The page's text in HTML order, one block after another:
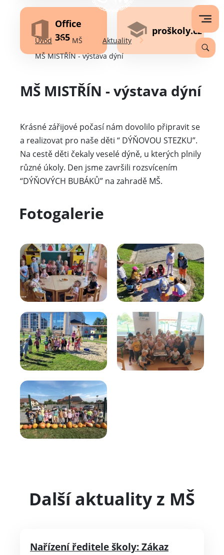
Office
365
proškoly.cz
Úvod MŠ
Aktuality
MŠ MISTŘÍN - výstava dýní
MŠ MISTŘÍN - výstava dýní
Krásné zářijové počasí nám dovolilo připravit se
a realizovat pro naše děti “ DÝŇOVOU STEZKU”.
Na cestě děti čekaly veselé dýně, u kterých plnily
různé úkoly. Den jsme završili rozsvícením
“DÝŇOVÝCH BUBÁKŮ” na zahradě MŠ.
Fotogalerie
Další aktuality z MŠ
Nařízení ředitele školy: Zákaz